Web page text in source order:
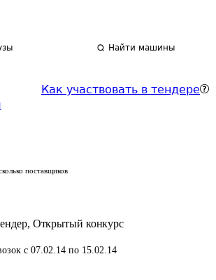
Найти машины
Как участвовать в тендере
поставщиков
, Открытый конкурс
с 07.02.14 по 15.02.14